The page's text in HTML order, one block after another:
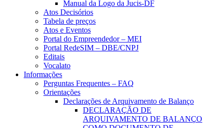
Manual da Logo da Jucis-DF
Atos Decisórios
Tabela de preços
Atos e Eventos
Portal do Empreendedor – MEI
Portal RedeSIM – DBE/CNPJ
Editais
Vocalato
Informações
Perguntas Frequentes – FAQ
Orientações
Declarações de Arquivamento de Balanço
DECLARAÇÃO DE
ARQUIVAMENTO DE BALANÇO